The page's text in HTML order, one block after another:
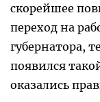
скорейшее
переход на
губернатора,
появился
оказались